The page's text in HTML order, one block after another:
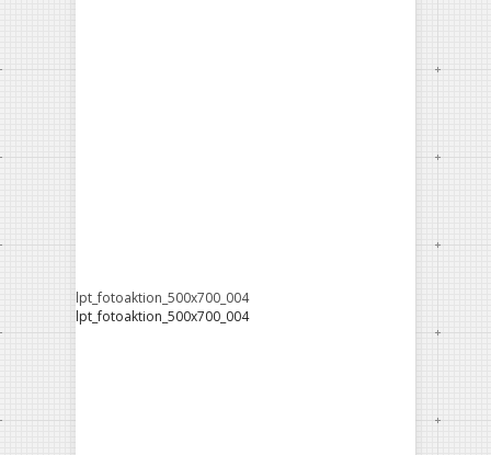
lpt_fotoaktion_500x700_004
lpt_fotoaktion_500x700_004